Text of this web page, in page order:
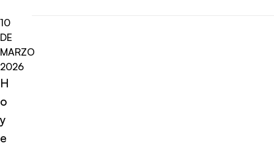
10
DE
MARZO
2026
H
o
y
e